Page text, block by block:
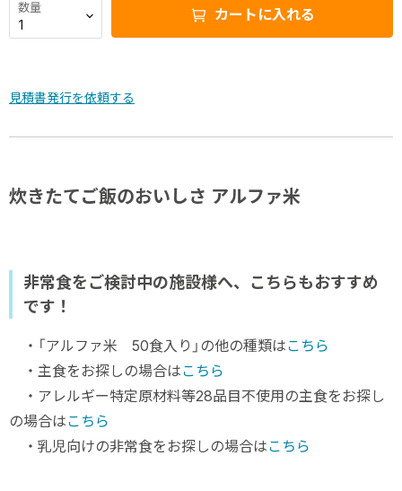
数量 カートに入れる
見積書発行を依頼する
炊きたてご飯のおいしさ アルファ米
非常食をご検討中の施設様へ、こちらもおすすめ
です！
・「アルファ米 50食入り」の他の種類はこちら
・主食をお探しの場合はこちら
・アレルギー特定原材料等28品目不使用の主食をお探し
の場合はこちら
・乳児向けの非常食をお探しの場合はこちら